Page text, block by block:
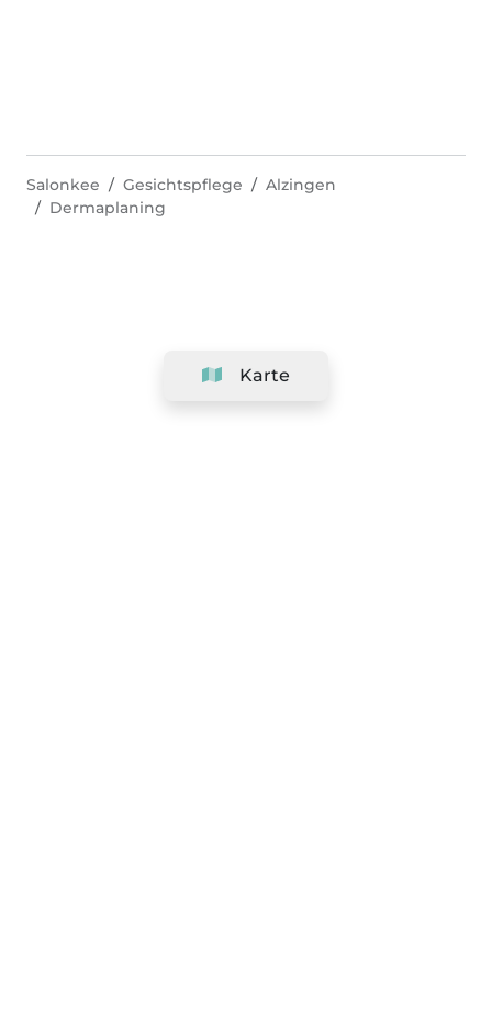
Karte
Salonkee Gesichtspflege
Alzingen
Dermaplaning